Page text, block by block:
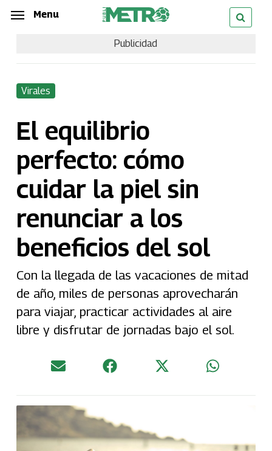
Skip
content
Menu
Publicidad
Virales
El equilibrio
perfecto: cómo
cuidar la piel sin
renunciar a los
beneficios del sol
Con la llegada de las vacaciones de mitad
de año, miles de personas aprovecharán
para viajar, practicar actividades al aire
libre y disfrutar de jornadas bajo el sol.
Menu